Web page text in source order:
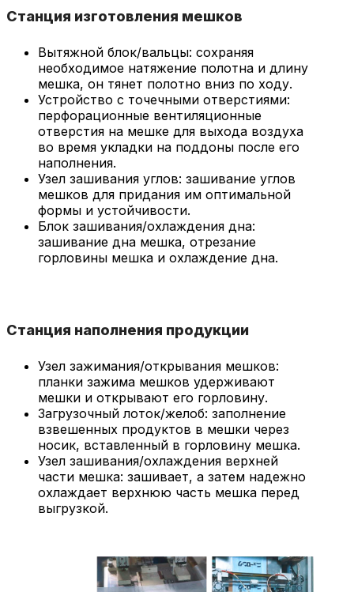
Станция изготовления мешков
Вытяжной блок/вальцы: сохраняя
необходимое натяжение полотна и длину
мешка, он тянет полотно вниз по ходу.
Устройство с точечными отверстиями:
перфорационные вентиляционные
отверстия на мешке для выхода воздуха
во время укладки на поддоны после его
наполнения.
Узел зашивания углов: зашивание углов
мешков для придания им оптимальной
формы и устойчивости.
Блок зашивания/охлаждения дна:
зашивание дна мешка, отрезание
горловины мешка и охлаждение дна.
Станция наполнения продукции
Узел зажимания/открывания мешков:
планки зажима мешков удерживают
мешки и открывают его горловину.
Загрузочный лоток/желоб: заполнение
взвешенных продуктов в мешки через
носик, вставленный в горловину мешка.
Узел зашивания/охлаждения верхней
части мешка: зашивает, а затем надежно
охлаждает верхнюю часть мешка перед
выгрузкой.